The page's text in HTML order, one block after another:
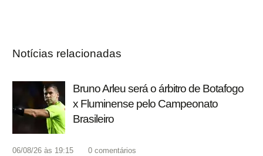
Notícias relacionadas
Bruno Arleu será o árbitro de Botafogo
x Fluminense pelo Campeonato
Brasileiro
06/08/26 às 19:15 0 comentários